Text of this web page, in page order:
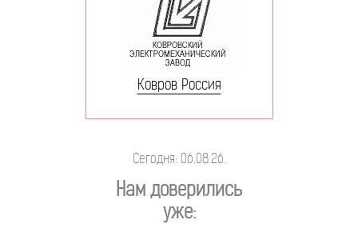
Ковров Россия
Сегодня: 06.08.26.
Нам доверились
уже: